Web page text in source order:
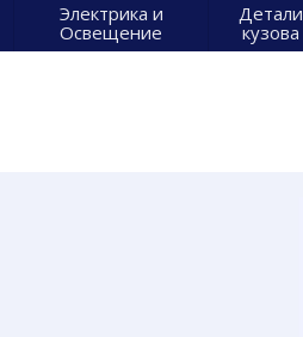
Электрика и
Освещение
Детали
кузова